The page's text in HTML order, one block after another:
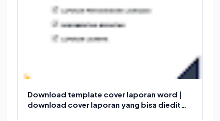
Download template cover laporan word |
download cover laporan yang bisa diedit